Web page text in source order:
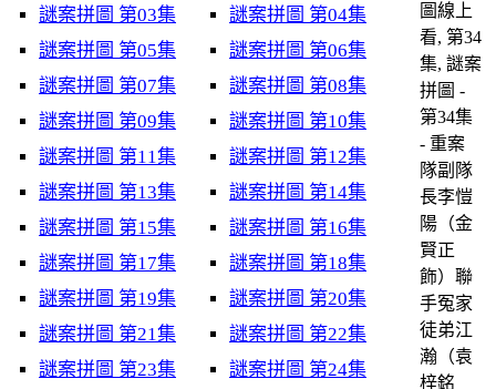
謎案拼圖 第03集
謎案拼圖 第04集
謎案拼圖 第05集
謎案拼圖 第06集
謎案拼圖 第07集
謎案拼圖 第08集
謎案拼圖 第09集
謎案拼圖 第10集
謎案拼圖 第11集
謎案拼圖 第12集
謎案拼圖 第13集
謎案拼圖 第14集
謎案拼圖 第15集
謎案拼圖 第16集
謎案拼圖 第17集
謎案拼圖 第18集
謎案拼圖 第19集
謎案拼圖 第20集
謎案拼圖 第21集
謎案拼圖 第22集
謎案拼圖 第23集
謎案拼圖 第24集
圖線上
看, 第34
集, 謎案
拼圖 -
第34集
- 重案
隊副隊
長李愷
陽（金
賢正
飾）聯
手冤家
徒弟江
瀚（袁
梓銘